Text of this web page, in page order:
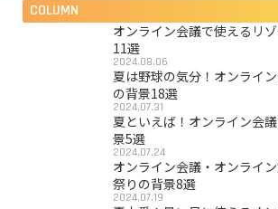
COLUMN
オンライン会議で使えるリ
11選
2024.08.06
夏は野球の気分！オンライ
の背景18選
2024.07.31
夏といえば！オンライン会
景5選
2024.07.24
オンライン会議・オンライ
祭りの背景8選
2024.07.19